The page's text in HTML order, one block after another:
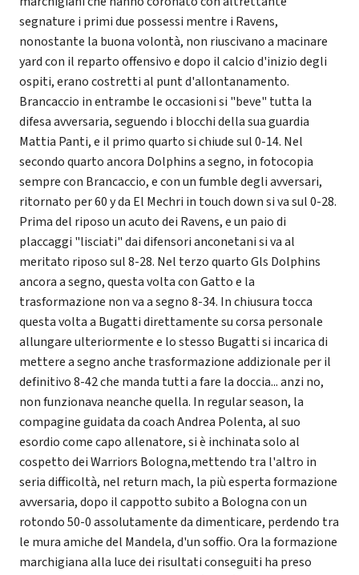
segnature i primi due possessi mentre i Ravens,
nonostante la buona volontà, non riuscivano a macinare
yard con il reparto offensivo e dopo il calcio d'inizio degli
ospiti, erano costretti al punt d'allontanamento.
Brancaccio in entrambe le occasioni si "beve" tutta la
difesa avversaria, seguendo i blocchi della sua guardia
Mattia Panti, e il primo quarto si chiude sul 0-14. Nel
secondo quarto ancora Dolphins a segno, in fotocopia
sempre con Brancaccio, e con un fumble degli avversari,
ritornato per 60 y da El Mechri in touch down si va sul 0-28.
Prima del riposo un acuto dei Ravens, e un paio di
placcaggi "lisciati" dai difensori anconetani si va al
meritato riposo sul 8-28. Nel terzo quarto Gls Dolphins
ancora a segno, questa volta con Gatto e la
trasformazione non va a segno 8-34. In chiusura tocca
questa volta a Bugatti direttamente su corsa personale
allungare ulteriormente e lo stesso Bugatti si incarica di
mettere a segno anche trasformazione addizionale per il
definitivo 8-42 che manda tutti a fare la doccia... anzi no,
non funzionava neanche quella. In regular season, la
compagine guidata da coach Andrea Polenta, al suo
esordio come capo allenatore, si è inchinata solo al
cospetto dei Warriors Bologna,mettendo tra l'altro in
seria difficoltà, nel return mach, la più esperta formazione
avversaria, dopo il cappotto subito a Bologna con un
rotondo 50-0 assolutamente da dimenticare, perdendo tra
le mura amiche del Mandela, d'un soffio. Ora la formazione
marchigiana alla luce dei risultati conseguiti ha preso